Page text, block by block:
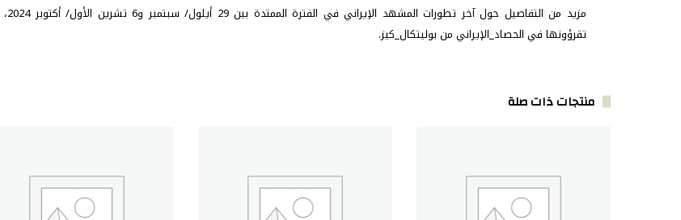
أيلول/
مزيد من التفاصيل حول آخر تطورات المشهد الإيراني في الفترة الممتدة بين 29 أيلول/ سبتمبر و6 تشرين الأول/ أكتوبر 2024،
تقرؤونها في الحصاد_الإيراني من بوليتكال_كيز.
منتجات ذات صلة